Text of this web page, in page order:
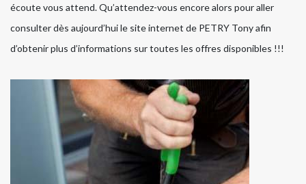
écoute vous attend. Qu’attendez-vous encore alors pour aller
consulter dès aujourd’hui le site internet de PETRY Tony afin
d’obtenir plus d’informations sur toutes les offres disponibles !!!